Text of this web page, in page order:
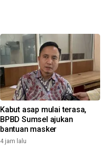
Kabut asap mulai terasa,
BPBD Sumsel ajukan
bantuan masker
4 jam lalu